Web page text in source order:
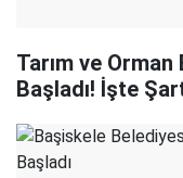
Tarım ve Orman
Başladı! İşte